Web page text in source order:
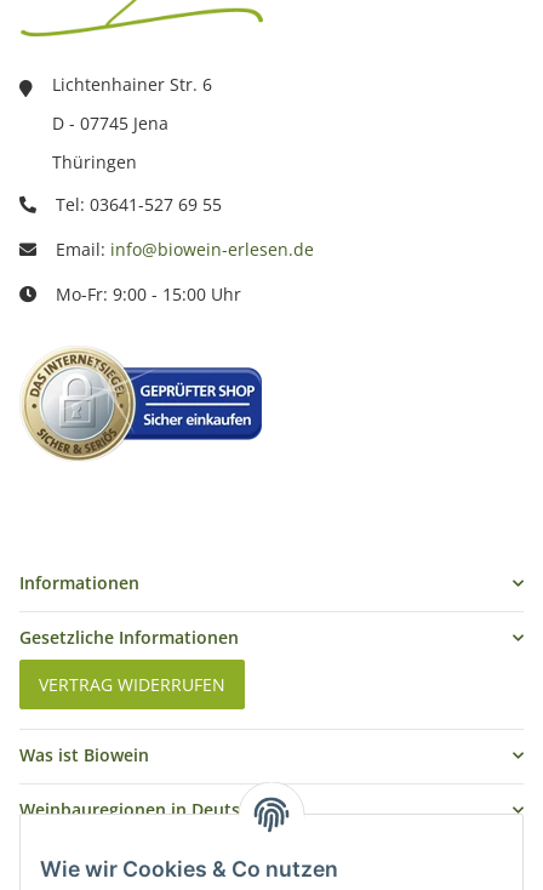
Wie wir Cookies & Co nutzen
Lichtenhainer Str. 6
D - 07745 Jena
Thüringen
Tel: 03641-527 69 55
Email: info@biowein-erlesen.de
Mo-Fr: 9:00 - 15:00 Uhr
Informationen
Gesetzliche Informationen
VERTRAG WIDERRUFEN
Was ist Biowein
Weinbauregionen in Deutschland
Weinbauregionen und Weinbaugebiete in Österreich